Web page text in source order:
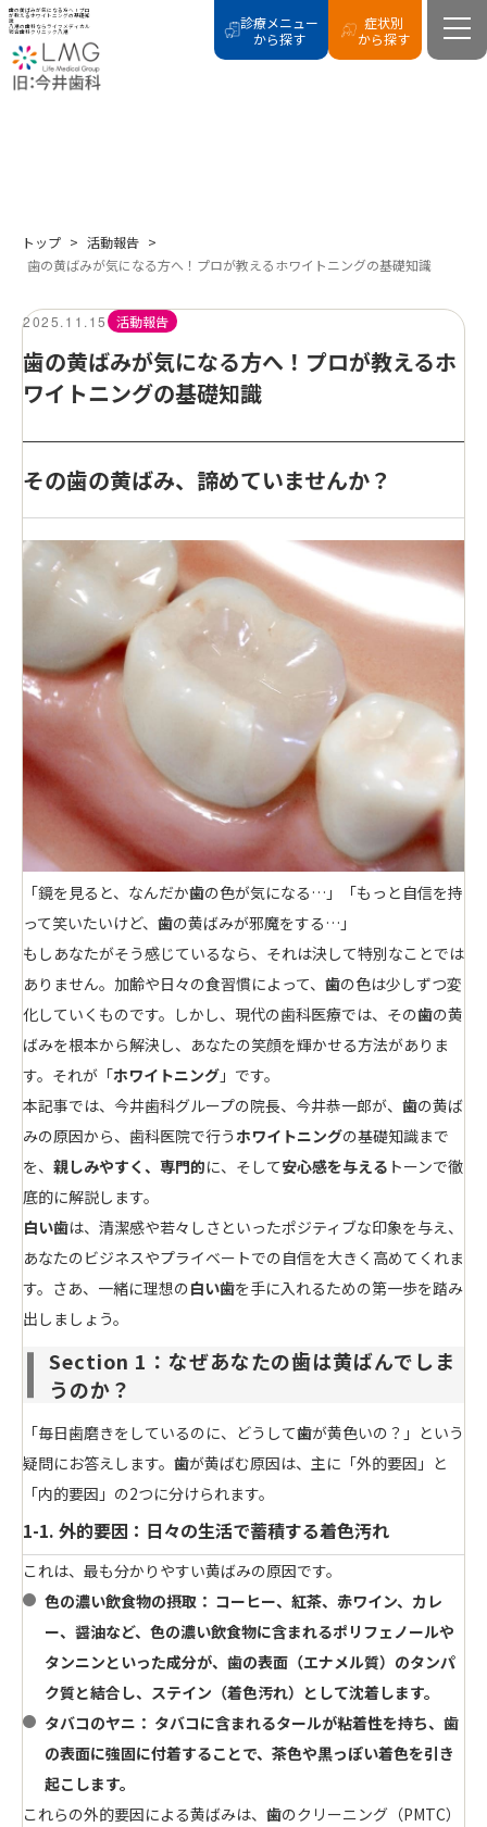
歯の黄ばみが気になる方へ！プロ
が教えるホワイトニングの基礎知
識
八潮の歯科ならライフメディカル
総合歯科クリニック八潮
診療メニュー
から探す
症状別
から探す
トップ > 活動報告 >
歯の黄ばみが気になる方へ！プロが教えるホワイトニングの基礎知識
2025.11.15 活動報告
歯の黄ばみが気になる方へ！プロが教えるホ
ワイトニングの基礎知識
その歯の黄ばみ、諦めていませんか？
「鏡を見ると、なんだか歯の色が気になる…」「もっと自信を持
って笑いたいけど、 歯の黄ばみが邪魔をする…」
もしあなたがそう感じているなら、それは決して特別なことでは
ありません。加齢や日々の食習慣によって、 歯の色は少しずつ変
化していくものです。しかし、現代の歯科医療では、その歯の黄
ばみを根本から解決し、あなたの笑顔を輝かせる方法がありま
す。それが「ホワイトニング 」です。
本記事では、今井歯科グループの院長、今井恭一郎が、 歯の黄ば
みの原因から、歯科医院で行うホワイトニングの基礎知識まで
を、 親しみやすく、専門的に、そして安心感を与える トーンで徹
底的に解説します。
白い歯は、清潔感や若々しさといったポジティブな印象を与え、
あなたのビジネスやプライベートでの自信を大きく高めてくれま
す。さあ、一緒に理想の白い歯を手に入れるための第一歩を踏み
出しましょう。
Section 1：なぜあなたの歯は黄ばんでしま
うのか？
「毎日歯磨きをしているのに、どうして歯が黄色いの？」という
疑問にお答えします。 歯が黄ばむ原因は、主に「外的要因」と
「内的要因」の2つに分けられます。
1-1. 外的要因：日々の生活で蓄積する着色汚れ
これは、最も分かりやすい黄ばみの原因です。
色の濃い飲食物の摂取： コーヒー、紅茶、赤ワイン、カレ
ー、醤油など、色の濃い飲食物に含まれるポリフェノールや
タンニンといった成分が、 歯の表面（エナメル質）のタンパ
ク質と結合し、ステイン（着色汚れ）として沈着します。
タバコのヤニ： タバコに含まれるタールが粘着性を持ち、 歯
の表面に強固に付着することで、茶色や黒っぽい着色を引き
起こします。
これらの外的要因による黄ばみは、 歯のクリーニング（PMTC）